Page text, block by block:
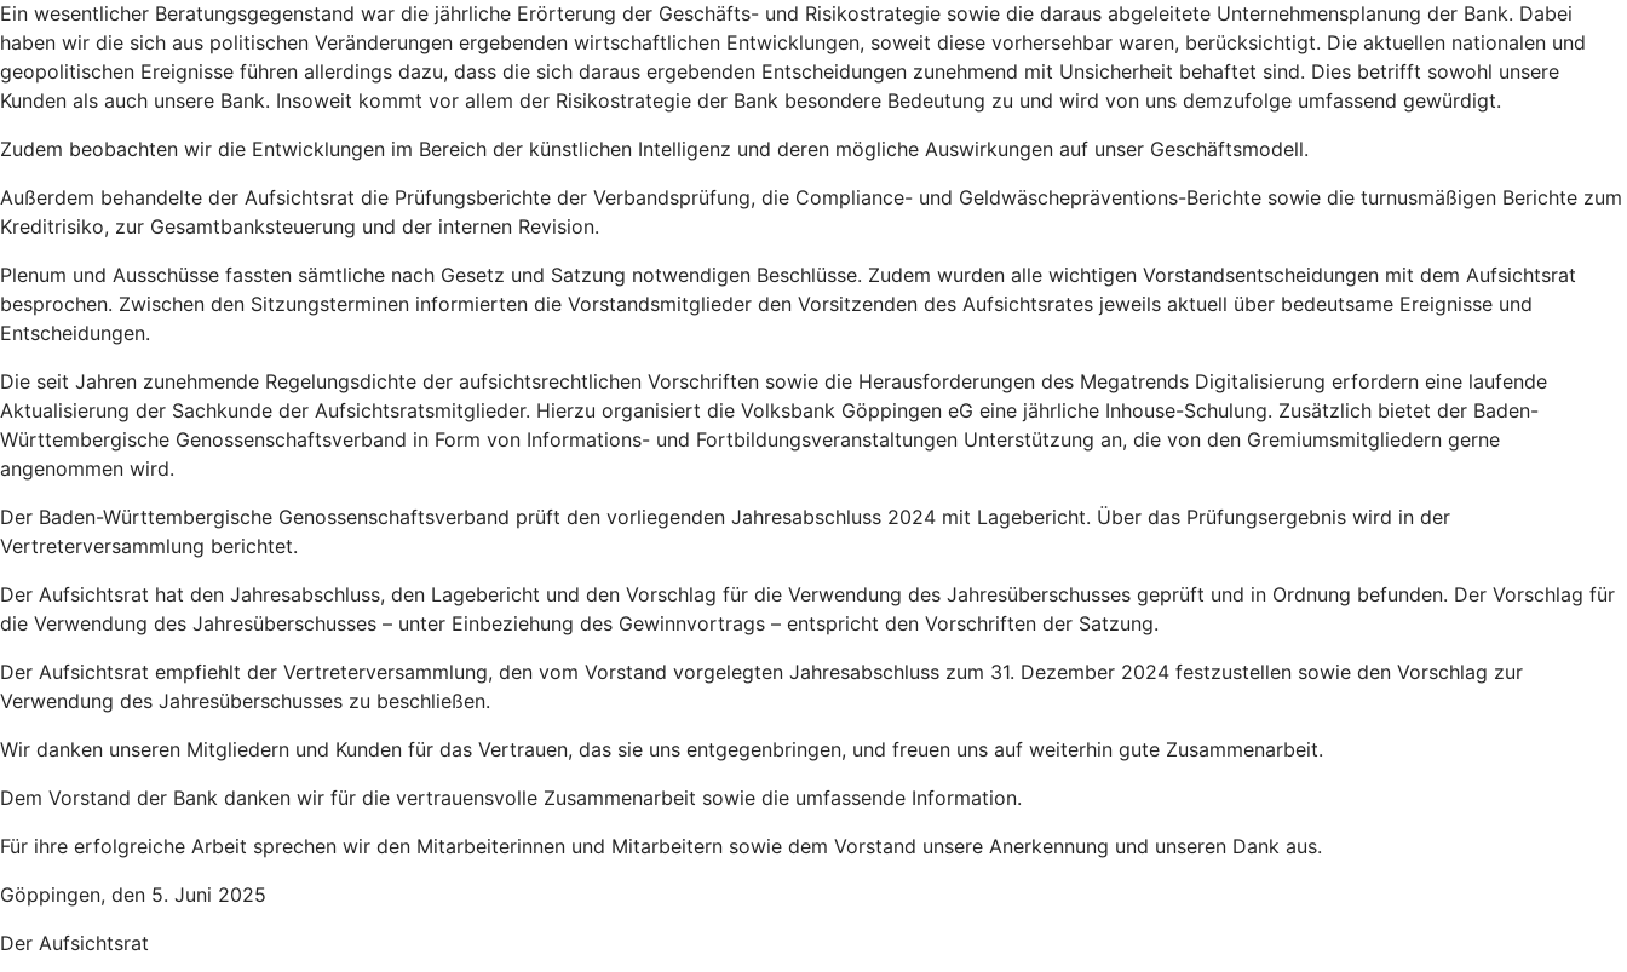
Ein wesentlicher Beratungsgegenstand war die jährliche Erörterung der Geschäfts- und Risikostrategie sowie die daraus abgeleitete Unternehmensplanung der Bank. Dabei
haben wir die sich aus politischen Veränderungen ergebenden wirtschaftlichen Entwicklungen, soweit diese vorhersehbar waren, berücksichtigt. Die aktuellen nationalen und
geopolitischen Ereignisse führen allerdings dazu, dass die sich daraus ergebenden Entscheidungen zunehmend mit Unsicherheit behaftet sind. Dies betrifft sowohl unsere
Kunden als auch unsere Bank. Insoweit kommt vor allem der Risikostrategie der Bank besondere Bedeutung zu und wird von uns demzufolge umfassend gewürdigt.
Zudem beobachten wir die Entwicklungen im Bereich der künstlichen Intelligenz und deren mögliche Auswirkungen auf unser Geschäftsmodell.
Außerdem behandelte der Aufsichtsrat die Prüfungsberichte der Verbandsprüfung, die Compliance- und Geldwäschepräventions-Berichte sowie die turnusmäßigen Berichte zum
Kreditrisiko, zur Gesamtbanksteuerung und der internen Revision.
Plenum und Ausschüsse fassten sämtliche nach Gesetz und Satzung notwendigen Beschlüsse. Zudem wurden alle wichtigen Vorstandsentscheidungen mit dem Aufsichtsrat
besprochen. Zwischen den Sitzungsterminen informierten die Vorstandsmitglieder den Vorsitzenden des Aufsichtsrates jeweils aktuell über bedeutsame Ereignisse und
Entscheidungen.
Die seit Jahren zunehmende Regelungsdichte der aufsichtsrechtlichen Vorschriften sowie die Herausforderungen des Megatrends Digitalisierung erfordern eine laufende
Aktualisierung der Sachkunde der Aufsichtsratsmitglieder. Hierzu organisiert die Volksbank Göppingen eG eine jährliche Inhouse-Schulung. Zusätzlich bietet der Baden-
Württembergische Genossenschaftsverband in Form von Informations- und Fortbildungsveranstaltungen Unterstützung an, die von den Gremiumsmitgliedern gerne
angenommen wird.
Der Baden-Württembergische Genossenschaftsverband prüft den vorliegenden Jahresabschluss 2024 mit Lagebericht. Über das Prüfungsergebnis wird in der
Vertreterversammlung berichtet.
Der Aufsichtsrat hat den Jahresabschluss, den Lagebericht und den Vorschlag für die Verwendung des Jahresüberschusses geprüft und in Ordnung befunden. Der Vorschlag für
die Verwendung des Jahresüberschusses – unter Einbeziehung des Gewinnvortrags – entspricht den Vorschriften der Satzung.
Der Aufsichtsrat empfiehlt der Vertreterversammlung, den vom Vorstand vorgelegten Jahresabschluss zum 31. Dezember 2024 festzustellen sowie den Vorschlag zur
Verwendung des Jahresüberschusses zu beschließen.
Wir danken unseren Mitgliedern und Kunden für das Vertrauen, das sie uns entgegenbringen, und freuen uns auf weiterhin gute Zusammenarbeit.
Dem Vorstand der Bank danken wir für die vertrauensvolle Zusammenarbeit sowie die umfassende Information.
Für ihre erfolgreiche Arbeit sprechen wir den Mitarbeiterinnen und Mitarbeitern sowie dem Vorstand unsere Anerkennung und unseren Dank aus.
Göppingen, den 5. Juni 2025
Der Aufsichtsrat